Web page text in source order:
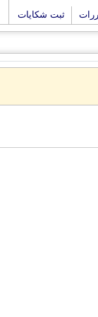
ثبت شکایات